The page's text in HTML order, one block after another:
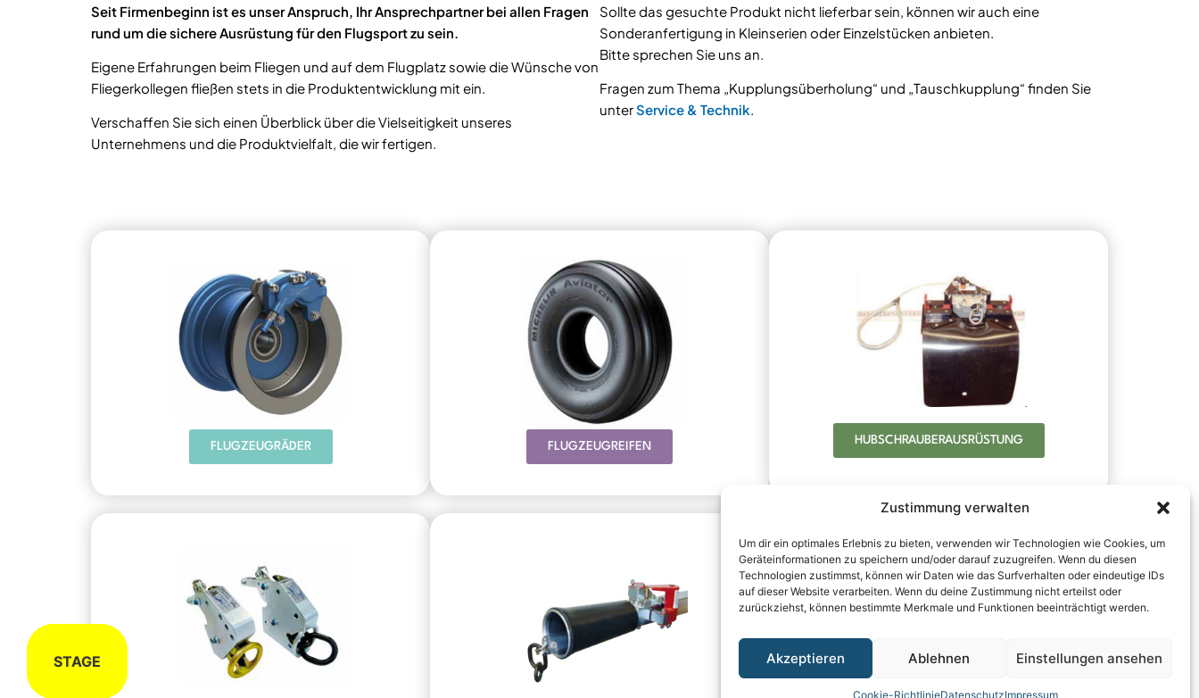
Zustimmung verwalten
Um dir ein optimales Erlebnis zu bieten, verwenden wir Technologien wie Cookies, um
Geräteinformationen zu speichern und/oder darauf zuzugreifen. Wenn du diesen
Technologien zustimmst, können wir Daten wie das Surfverhalten oder eindeutige IDs
auf dieser Website verarbeiten. Wenn du deine Zustimmung nicht erteilst oder
zurückziehst, können bestimmte Merkmale und Funktionen beeinträchtigt werden.
Akzeptieren Ablehnen Einstellungen ansehen
Cookie-RichtlinieDatenschutzImpressum
Seit Firmenbeginn ist es unser Anspruch, Ihr Ansprechpartner bei allen Fragen
rund um die sichere Ausrüstung für den Flugsport zu sein.
Eigene Erfahrungen beim Fliegen und auf dem Flugplatz sowie die Wünsche von
Fliegerkollegen fließen stets in die Produktentwicklung mit ein.
Verschaffen Sie sich einen Überblick über die Vielseitigkeit unseres
Unternehmens und die Produktvielfalt, die wir fertigen.
Sollte das gesuchte Produkt nicht lieferbar sein, können wir auch eine
Sonderanfertigung in Kleinserien oder Einzelstücken anbieten.
Bitte sprechen Sie uns an.
Fragen zum Thema „Kupplungsüberholung“ und „Tauschkupplung“ finden Sie
unterService & Technik.
FLUGZEUGRÄDER FLUGZEUGREIFEN HUBSCHRAUBER­AUSRÜSTUNG